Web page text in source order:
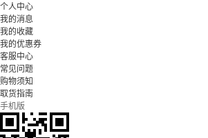
个人中心
我的消息
我的收藏
我的优惠券
客服中心
常见问题
购物须知
取货指南
手机版